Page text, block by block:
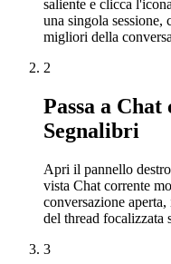
saliente e clicca
una singola sessione,
migliori della
2
Passa a
Segnalibri
Apri il pannello
vista Chat corrente
conversazione
del thread focalizzata
3